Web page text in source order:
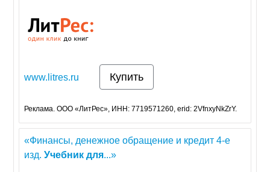
www.litres.ru Купить
Реклама. ООО «ЛитРес», ИНН: 7719571260, erid: 2VfnxyNkZrY.
«Финансы, денежное обращение и кредит 4-е
изд.Учебник для...»